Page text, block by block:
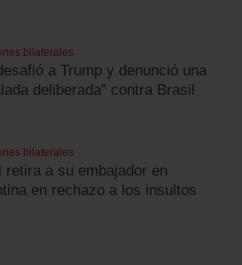
bilaterales
a Trump y denunció una
deliberada” contra Brasil
bilaterales
retira a su embajador en
en rechazo a los insultos